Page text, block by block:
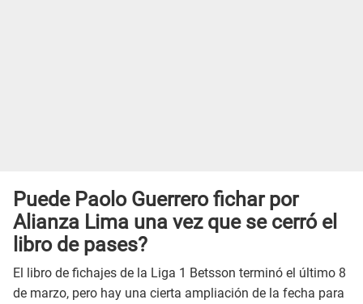
Puede Paolo Guerrero fichar por
Alianza Lima una vez que se cerró el
libro de pases?
El libro de fichajes de la Liga 1 Betsson terminó el último 8
de marzo, pero hay una cierta ampliación de la fecha para